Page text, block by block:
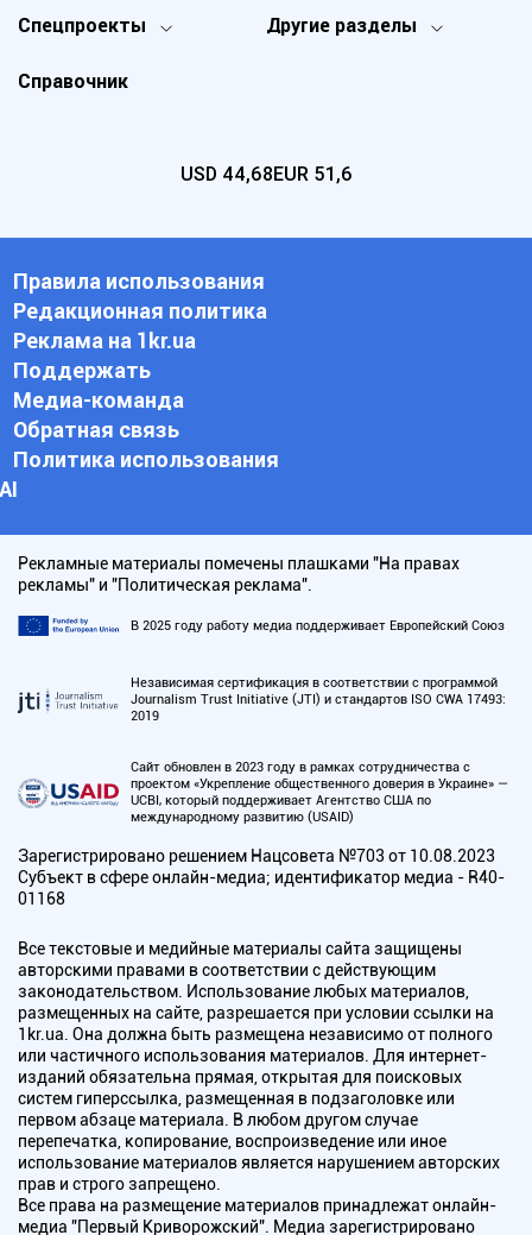
Спецпроекты Другие разделы
Справочник
USD 44,68EUR 51,6
Правила использования
Редакционная политика
Реклама на 1kr.ua
Поддержать
Медиа-команда
Обратная связь
Политика использования
АI
Рекламные материалы помечены плашками "На правах
рекламы" и "Политическая реклама".
В 2025 году работу медиа поддерживает Европейский Союз
Независимая сертификация в соответствии с программой
Journalism Trust Initiative (JTI) и стандартов ISO CWA 17493:
2019
Сайт обновлен в 2023 году в рамках сотрудничества с
проектом «Укрепление общественного доверия в Украине» —
UCBI, который поддерживает Агентство США по
международному развитию (USAID)
Зарегистрировано решением Нацсовета №703 от 10.08.2023
Субъект в сфере онлайн-медиа; идентификатор медиа - R40-
01168
Все текстовые и медийные материалы сайта защищены
авторскими правами в соответствии с действующим
законодательством. Использование любых материалов,
размещенных на сайте, разрешается при условии ссылки на
1kr.ua. Она должна быть размещена независимо от полного
или частичного использования материалов. Для интернет-
изданий обязательна прямая, открытая для поисковых
систем гиперссылка, размещенная в подзаголовке или
первом абзаце материала. В любом другом случае
перепечатка, копирование, воспроизведение или иное
использование материалов является нарушением авторских
прав и строго запрещено.
Все права на размещение материалов принадлежат онлайн-
медиа "Первый Криворожский". Медиа зарегистрировано